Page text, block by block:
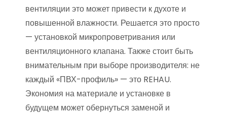
вентиляции это может привести к духоте и
повышенной влажности. Решается это просто
— установкой микропроветривания или
вентиляционного клапана. Также стоит быть
внимательным при выборе производителя: не
каждый «ПВХ-профиль» — это REHAU.
Экономия на материале и установке в
будущем может обернуться заменой и